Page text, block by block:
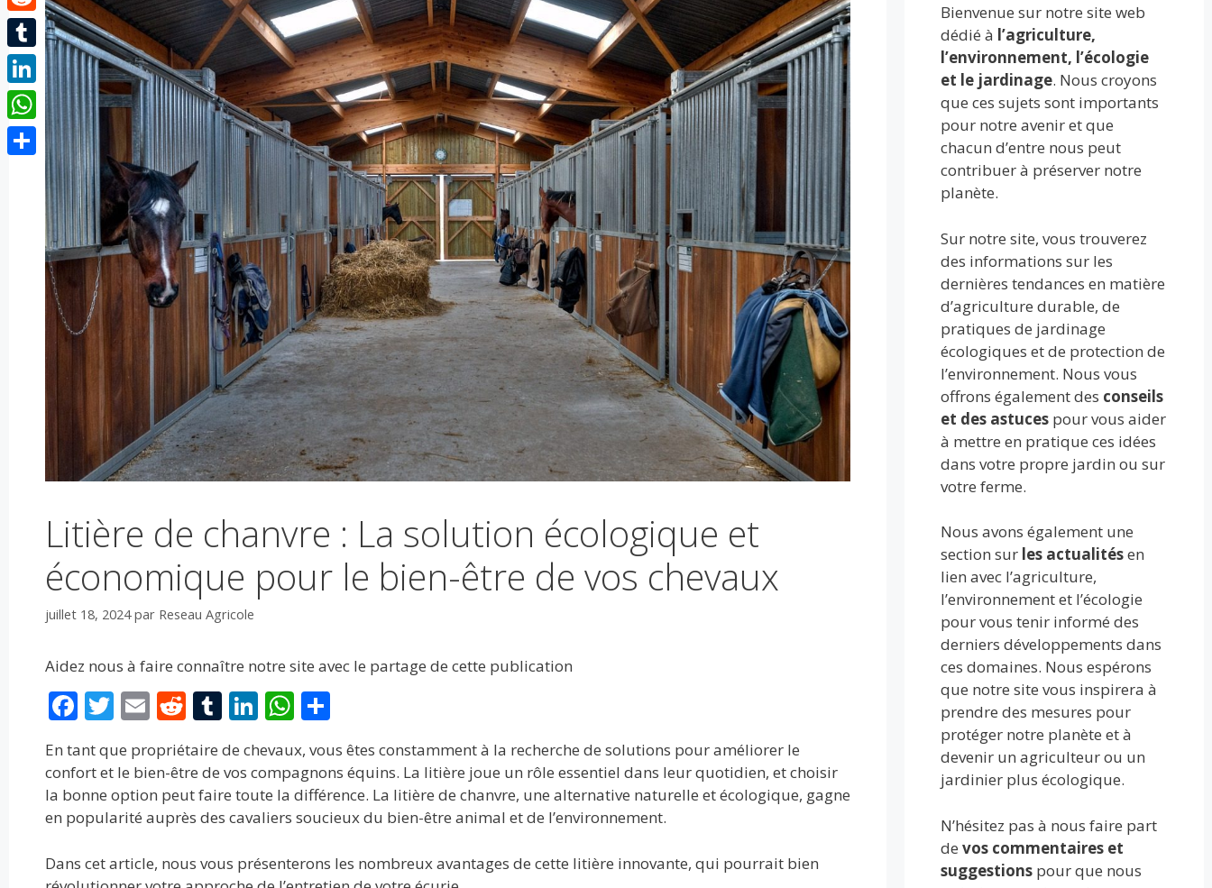
Litière de chanvre : La solution écologique et
économique pour le bien-être de vos chevaux
juillet 18, 2024 par Reseau Agricole
Aidez nous à faire connaître notre site avec le partage de cette publication
F
e
b
o
k
T
itt
er
E
m
ai
l
R
e
d
di
t
T
u
m
bl
r
Li
k
e
dI
n
W
at
s
A
p
P
ar
ta
g
er
En tant que propriétaire de chevaux, vous êtes constamment à la recherche de solutions pour améliorer le
confort et le bien-être de vos compagnons équins. La litière joue un rôle essentiel dans leur quotidien, et choisir
la bonne option peut faire toute la différence. La litière de chanvre, une alternative naturelle et écologique, gagne
en popularité auprès des cavaliers soucieux du bien-être animal et de l’environnement.
Dans cet article, nous vous présenterons les nombreux avantages de cette litière innovante, qui pourrait bien
Bienvenue sur notre site web
dédié à l’agriculture,
l’environnement, l’écologie
et le jardinage. Nous croyons
que ces sujets sont importants
pour notre avenir et que
chacun d’entre nous peut
contribuer à préserver notre
planète.
Sur notre site, vous trouverez
des informations sur les
dernières tendances en matière
d’agriculture durable, de
pratiques de jardinage
écologiques et de protection de
l’environnement. Nous vous
offrons également des conseils
et des astuces pour vous aider
à mettre en pratique ces idées
dans votre propre jardin ou sur
votre ferme.
Nous avons également une
section sur les actualitésen
lien avec l’agriculture,
l’environnement et l’écologie
pour vous tenir informé des
derniers développements dans
ces domaines. Nous espérons
que notre site vous inspirera à
prendre des mesures pour
protéger notre planète et à
devenir un agriculteur ou un
jardinier plus écologique.
N’hésitez pas à nous faire part
devos commentaires et
suggestions pour que nous
Reddit
Tumblr
LinkedIn
WhatsApp
Partager